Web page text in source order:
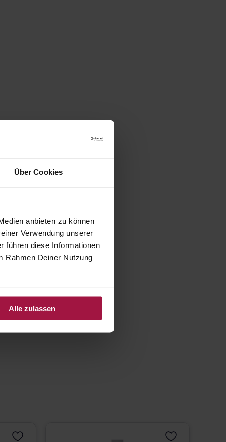
Über Cookies
anbieten zu können
Verwendung unserer
führen diese Informationen
Rahmen Deiner Nutzung
Alle zulassen